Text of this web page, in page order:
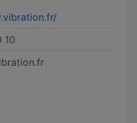
10